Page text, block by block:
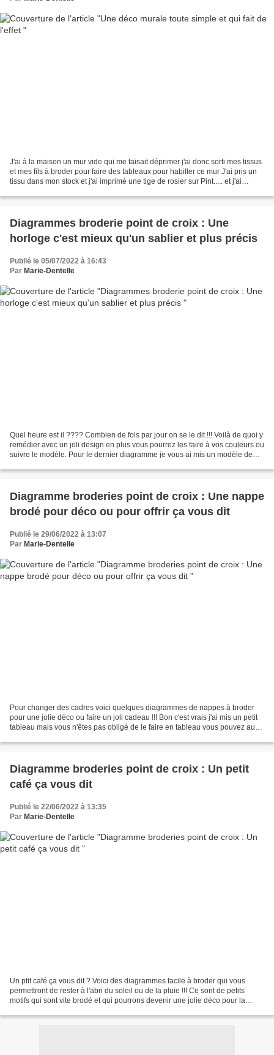
J'ai à la maison un mur vide qui me faisait déprimer j'ai donc sorti mes tissus
et mes fils à broder pour faire des tableaux pour habiller ce mur J'ai pris un
tissu dans mon stock et j'ai imprimé une tige de rosier sur Pint..... et j'ai
Diagrammes broderie point de croix : Une
horloge c'est mieux qu'un sablier et plus précis
Publié le 05/07/2022 à 16:43
Par Marie-Dentelle
Quel heure est il ???? Combien de fois par jour on se le dit !!! Voilà de quoi y
remédier avec un joli design en plus vous pourrez les faire à vos couleurs ou
suivre le modèle. Pour le dernier diagramme je vous ai mis un modèle de
Diagramme broderies point de croix : Une nappe
brodé pour déco ou pour offrir ça vous dit
Publié le 29/06/2022 à 13:07
Par Marie-Dentelle
Pour changer des cadres voici quelques diagrammes de nappes à broder
pour une jolie déco ou faire un joli cadeau !!! Bon c'est vrais j'ai mis un petit
tableau mais vous n'êtes pas obligé de le faire en tableau vous pouvez aussi
Diagramme broderies point de croix : Un petit
café ça vous dit
Publié le 22/06/2022 à 13:35
Par Marie-Dentelle
Un ptit café ça vous dit ? Voici des diagrammes facile à broder qui vous
permettront de rester à l'abri du soleil ou de la pluie !!! Ce sont de petits
motifs qui sont vite brodé et qui pourrons devenir une jolie déco pour la